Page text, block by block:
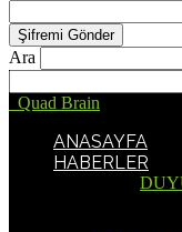
Ara
Quad Brain
ANASAYFA
HABERLER